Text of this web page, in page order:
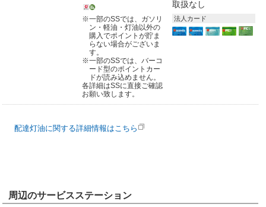
※一部のSSでは、ガソリ
ン・軽油・灯油以外の
購入でポイントが貯ま
らない場合がございま
す。
※一部のSSでは、バーコ
ード型のポイントカー
ドが読み込めません。
各詳細はSSに直接ご確認
お願い致します。
取扱なし
法人カード
配達灯油に関する詳細情報はこちら
周辺のサービスステーション